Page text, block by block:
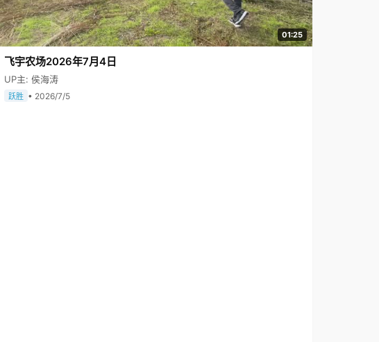
01:25
飞宇农场2026年7月4日
UP主: 侯海涛
跃胜 • 2026/7/5